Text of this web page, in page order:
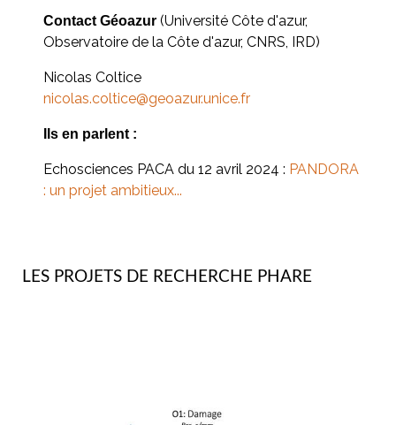
Contact Géoazur (Université Côte d'azur,
Observatoire de la Côte d'azur, CNRS, IRD)
Nicolas Coltice
nicolas.coltice@geoazur.unice.fr
Ils en parlent :
Echosciences PACA du 12 avril 2024 : PANDORA
: un projet ambitieux...
LES PROJETS DE RECHERCHE PHARE